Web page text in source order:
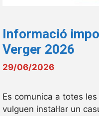
Informació
Verger 2026
29/06/2026
Es comunica a totes
vulguen instal·lar un